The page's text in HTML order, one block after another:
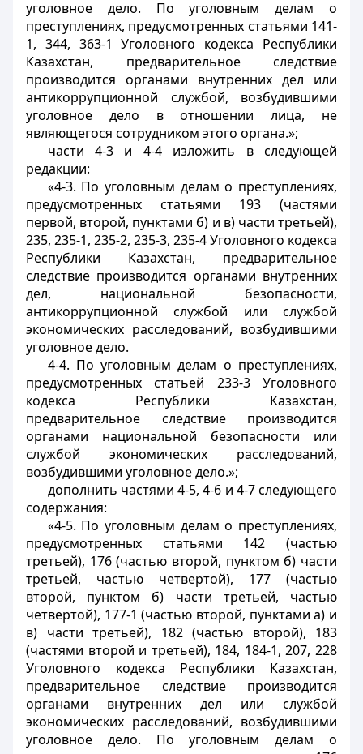
уголовное дело. По уголовным делам о
преступлениях, предусмотренных статьями 141-
1, 344, 363-1 Уголовного кодекса Республики
Казахстан, предварительное следствие
производится органами внутренних дел или
антикоррупционной службой, возбудившими
уголовное дело в отношении лица, не
являющегося сотрудником этого органа.»;
части 4-3 и 4-4 изложить в следующей
редакции:
«4-3. По уголовным делам о преступлениях,
предусмотренных статьями 193 (частями
первой, второй, пунктами б) и в) части третьей),
235, 235-1, 235-2, 235-3, 235-4 Уголовного кодекса
Республики Казахстан, предварительное
следствие производится органами внутренних
дел, национальной безопасности,
антикоррупционной службой или службой
экономических расследований, возбудившими
уголовное дело.
4-4. По уголовным делам о преступлениях,
предусмотренных статьей 233-3 Уголовного
кодекса Республики Казахстан,
предварительное следствие производится
органами национальной безопасности или
службой экономических расследований,
возбудившими уголовное дело.»;
дополнить частями 4-5, 4-6 и 4-7 следующего
содержания:
«4-5. По уголовным делам о преступлениях,
предусмотренных статьями 142 (частью
третьей), 176 (частью второй, пунктом б) части
третьей, частью четвертой), 177 (частью
второй, пунктом б) части третьей, частью
четвертой), 177-1 (частью второй, пунктами а) и
в) части третьей), 182 (частью второй), 183
(частями второй и третьей), 184, 184-1, 207, 228
Уголовного кодекса Республики Казахстан,
предварительное следствие производится
органами внутренних дел или службой
экономических расследований, возбудившими
уголовное дело. По уголовным делам о